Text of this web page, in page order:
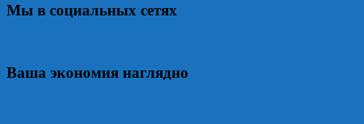
Мы в социальных сетях
Ваша экономия наглядно